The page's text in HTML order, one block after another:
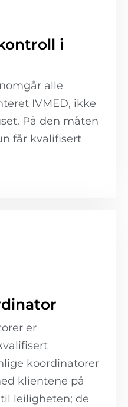
i
alle
IVMED, ikke
På den måten
får kvalifisert
er
koordinatorer
klientene på
leiligheten; de